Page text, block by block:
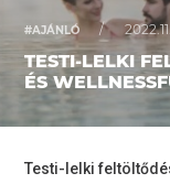
#AJÁNLÓ /
TESTI-LELKI
ÉS
Testi-lelki